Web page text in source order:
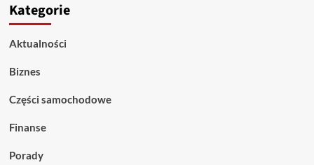
Kategorie
Aktualności
Biznes
Części samochodowe
Finanse
Porady